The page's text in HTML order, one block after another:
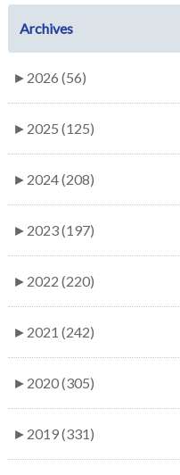
Archives
► 2026 (56)
► 2025 (125)
► 2024 (208)
► 2023 (197)
► 2022 (220)
► 2021 (242)
► 2020 (305)
► 2019 (331)